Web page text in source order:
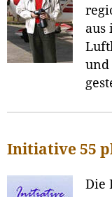
aus
und
Initiative 55
Die